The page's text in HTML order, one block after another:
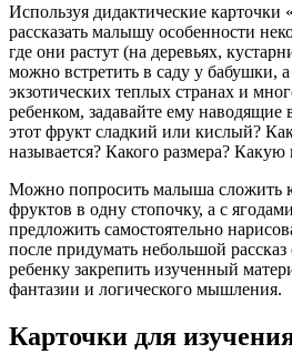
Используя дидактические
рассказать малышу особенности
где они растут (на деревьях,
можно встретить в саду у бабушки, а
экзотических теплых странах и
ребенком, задавайте ему
этот фрукт сладкий или кислый?
называется? Какого размера?
Можно попросить малыша сложить
фруктов в одну стопочку, а с
предложить самостоятельно
после придумать небольшой
ребенку закрепить изученный
фантазии и логического мышления.
Карточки для